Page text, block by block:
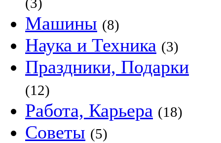
Машины (8)
Наука и Техника (3)
Праздники, Подарки
(12)
Работа, Карьера (18)
Советы (5)